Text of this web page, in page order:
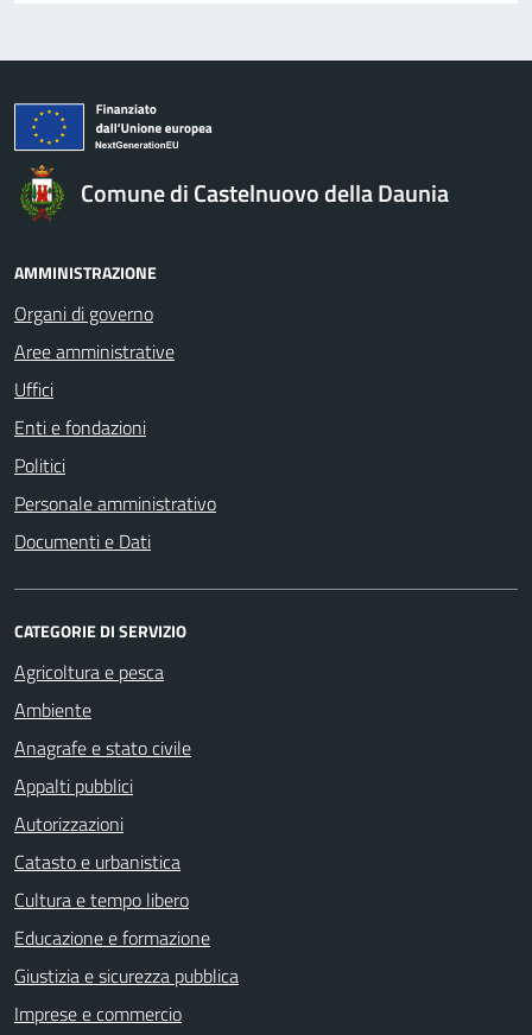
Comune di Castelnuovo della Daunia
AMMINISTRAZIONE
Organi di governo
Aree amministrative
Uffici
Enti e fondazioni
Politici
Personale amministrativo
Documenti e Dati
CATEGORIE DI SERVIZIO
Agricoltura e pesca
Ambiente
Anagrafe e stato civile
Appalti pubblici
Autorizzazioni
Catasto e urbanistica
Cultura e tempo libero
Educazione e formazione
Giustizia e sicurezza pubblica
Imprese e commercio